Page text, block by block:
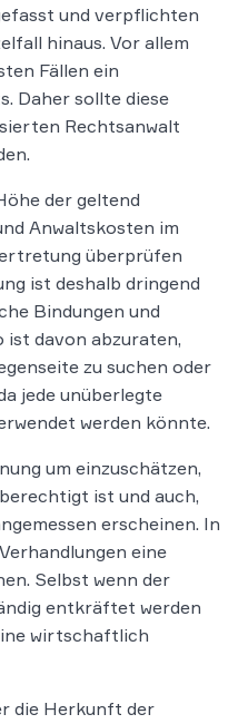
und verpflichten
hinaus. Vor allem
Fällen ein
Daher sollte diese
Rechtsanwalt
der geltend
Anwaltskosten im
überprüfen
ist deshalb dringend
Bindungen und
ist davon abzuraten,
zu suchen oder
jede unüberlegte
werden könnte.
um einzuschätzen,
ist und auch,
erscheinen. In
eine
Selbst wenn der
entkräftet werden
wirtschaftlich
die Herkunft der